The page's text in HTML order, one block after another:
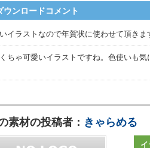
ウンロードコメント
イラストなので年賀状に使わせて頂きま
ちゃ可愛いイラストですね。色使いも
素材の投稿者： きゃらめる